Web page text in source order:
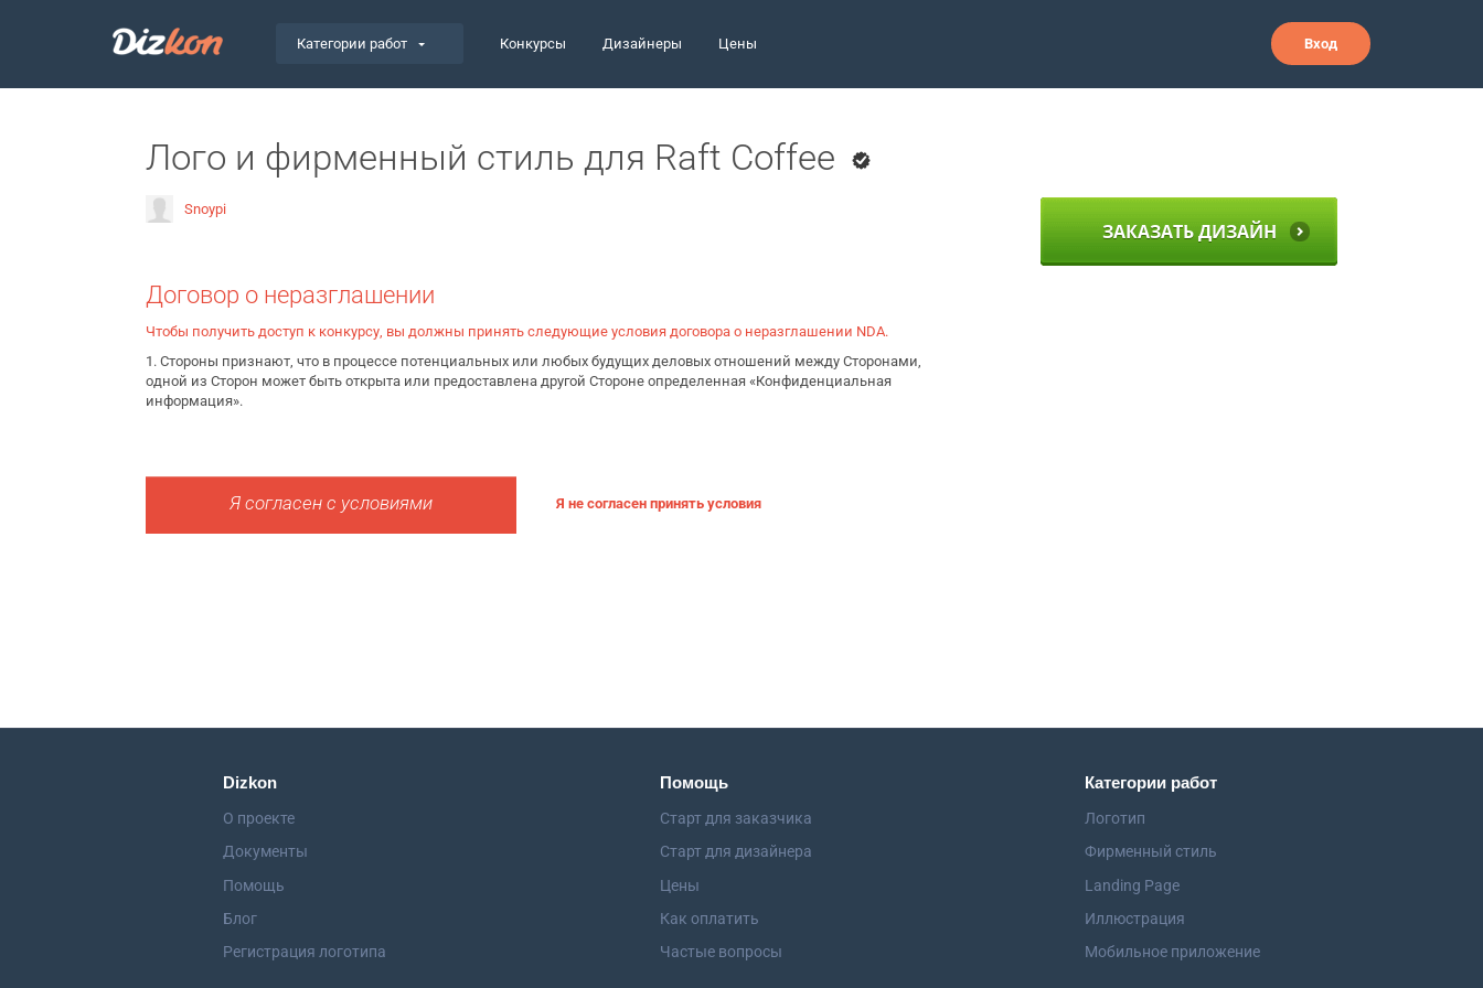
Категории работ Конкурсы Дизайнеры Цены Вход
Лого и фирменный стиль для Raft Coffee
Snoypi
ЗАКАЗАТЬ ДИЗАЙН
Договор о неразглашении
Чтобы получить доступ к конкурсу, вы должны принять следующие условия договора о неразглашении NDA.
1. Стороны признают, что в процессе потенциальных или любых будущих деловых отношений между Сторонами,
одной из Сторон может быть открыта или предоставлена другой Стороне определенная «Конфиденциальная
информация».
Я согласен с условиями Я не согласен принять условия
Dizkon
О проекте
Документы
Помощь
Блог
Регистрация логотипа
Помощь
Старт для заказчика
Старт для дизайнера
Цены
Как оплатить
Частые вопросы
Категории работ
Логотип
Фирменный стиль
Landing Page
Иллюстрация
Мобильное приложение